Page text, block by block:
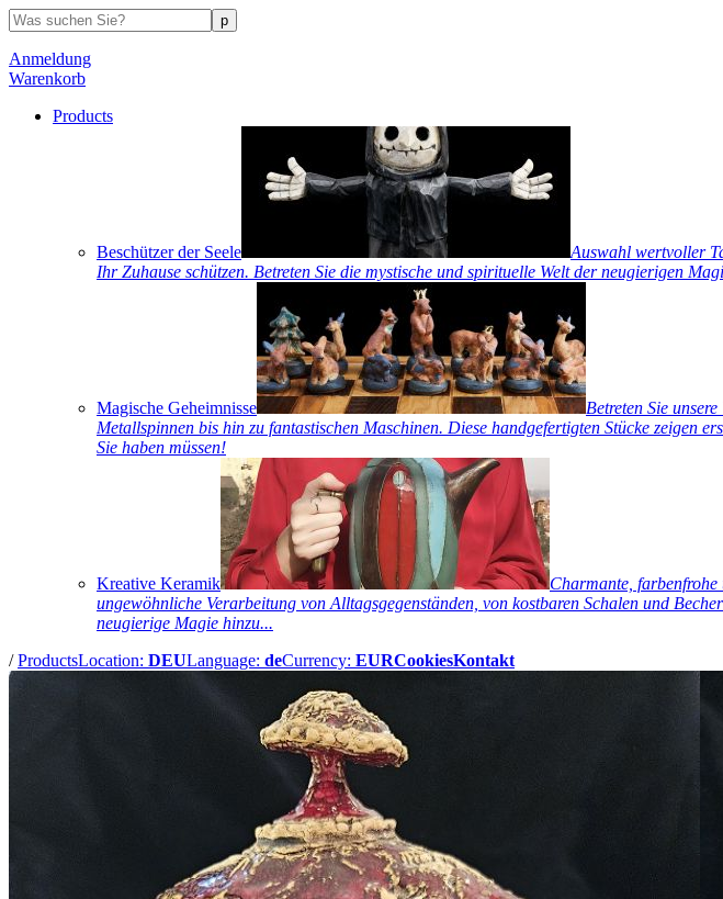
Anmeldung
Warenkorb
Products
Beschützer der Seele
Auswahl wertvoller
Ihr Zuhause schützen. Betreten Sie die mystische und spirituelle Welt der neugierigen
Magische Geheimnisse
Betreten Sie
Metallspinnen bis hin zu fantastischen Maschinen. Diese handgefertigten Stücke zeigen
Sie haben müssen!
Kreative Keramik
Charmante,
ungewöhnliche Verarbeitung von Alltagsgegenständen, von kostbaren Schalen und
neugierige Magie hinzu...
/ProductsLocation: DEULanguage: deCurrency: EURCookiesKontakt